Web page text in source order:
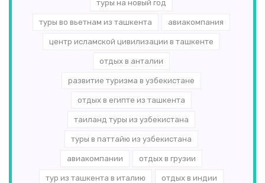
туры на новый год
туры во вьетнам из ташкента авиакомпания
центр исламской цивилизации в ташкенте
отдых в анталии
развитие туризма в узбекистане
отдых в египте из ташкента
таиланд туры из узбекистана
туры в паттайю из узбекистана
авиакомпании отдых в грузии
тур из ташкента в италию отдых в индии